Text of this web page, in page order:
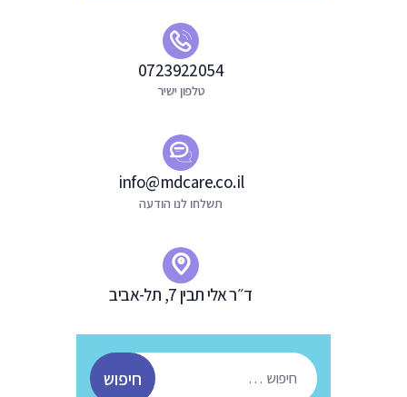
0723922054
טלפון ישיר
info@mdcare.co.il
תשלחו לנו הודעה
ד״ר אלי תבין 7, תל-אביב
חיפוש: